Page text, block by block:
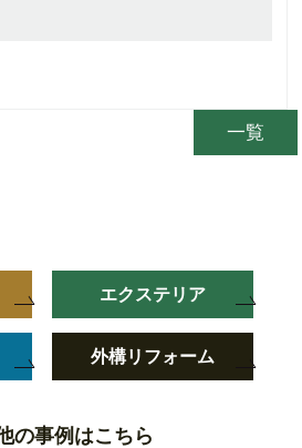
一覧
エクステリア
外構リフォーム
の事例はこちら